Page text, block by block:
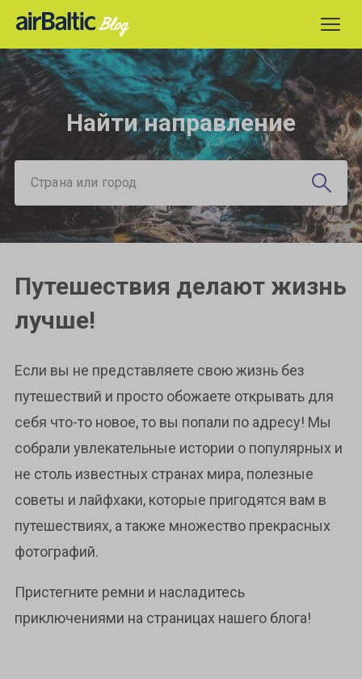
Найти направление
Страна или город
Путешествия делают жизнь
лучше!
Если вы не представляете свою жизнь без
путешествий и просто обожаете открывать для
себя что-то новое, то вы попали по адресу! Мы
собрали увлекательные истории о популярных и
не столь известных странах мира, полезные
советы и лайфхаки, которые пригодятся вам в
путешествиях, а также множество прекрасных
фотографий.
Пристегните ремни и насладитесь
приключениями на страницах нашего блога!